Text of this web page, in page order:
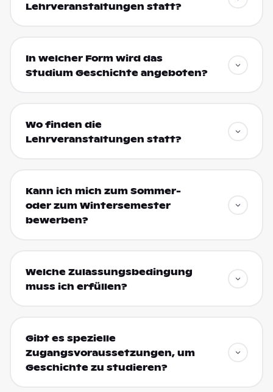
Lehrveranstaltungen statt?
In welcher Form wird das
Studium Geschichte angeboten?
Wo finden die
Lehrveranstaltungen statt?
Kann ich mich zum Sommer-
oder zum Wintersemester
bewerben?
Welche Zulassungsbedingung
muss ich erfüllen?
Gibt es spezielle
Zugangsvoraussetzungen, um
Geschichte zu studieren?